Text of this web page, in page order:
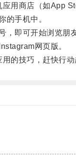
商店（如App
手机中。
即可开始浏览朋友
网页版。
技巧，赶快行动